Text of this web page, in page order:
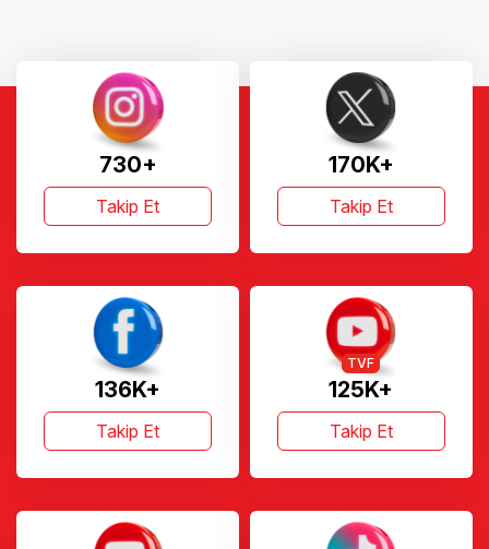
730+
Takip Et
170K+
Takip Et
136K+
Takip Et
125K+
TVF
Takip Et